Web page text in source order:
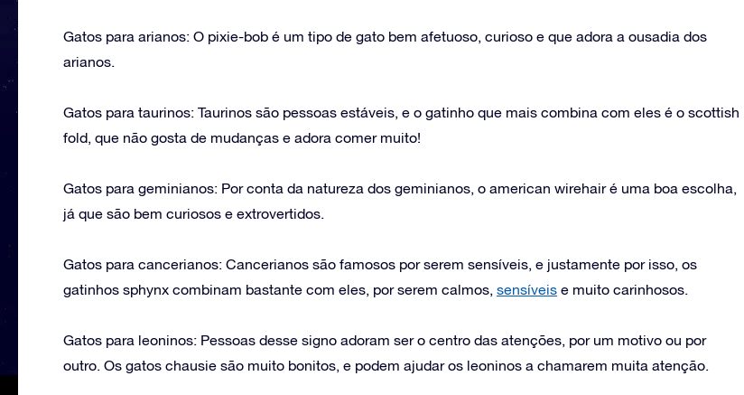
Gatos para arianos: O pixie-bob é um tipo de gato bem afetuoso, curioso e que adora a ousadia dos
arianos.
Gatos para taurinos: Taurinos são pessoas estáveis, e o gatinho que mais combina com eles é o scottish
fold, que não gosta de mudanças e adora comer muito!
Gatos para geminianos: Por conta da natureza dos geminianos, o american wirehair é uma boa escolha,
já que são bem curiosos e extrovertidos.
Gatos para cancerianos: Cancerianos são famosos por serem sensíveis, e justamente por isso, os
gatinhos sphynx combinam bastante com eles, por serem calmos, sensíveis e muito carinhosos.
Gatos para leoninos: Pessoas desse signo adoram ser o centro das atenções, por um motivo ou por
outro. Os gatos chausie são muito bonitos, e podem ajudar os leoninos a chamarem muita atenção.